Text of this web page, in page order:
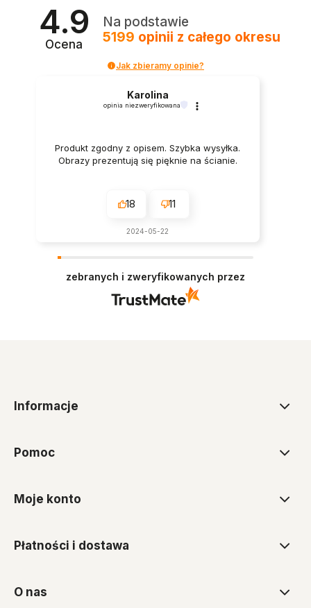
4.9
Ocena
Na podstawie
5199 opinii z całego okresu
Jak zbieramy opinie?
Karolina
opinia niezweryfikowana
Produkt zgodny z opisem. Szybka wysyłka.
Obrazy prezentują się pięknie na ścianie.
18 11
2024-05-22
zebranych i zweryfikowanych przez
Informacje
Pomoc
Moje konto
Płatności i dostawa
O nas